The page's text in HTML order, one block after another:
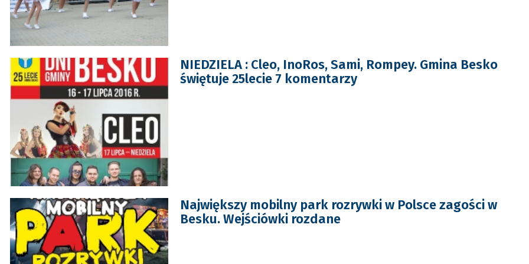
NIEDZIELA : Cleo, InoRos, Sami, Rompey. Gmina Besko
świętuje 25lecie 7 komentarzy
Największy mobilny park rozrywki w Polsce zagości w
Besku. Wejściówki rozdane